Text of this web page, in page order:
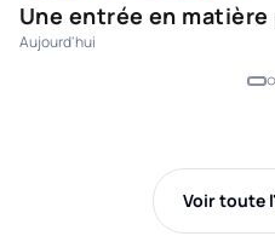
Une entrée en
Aujourd'hui
Voir toute